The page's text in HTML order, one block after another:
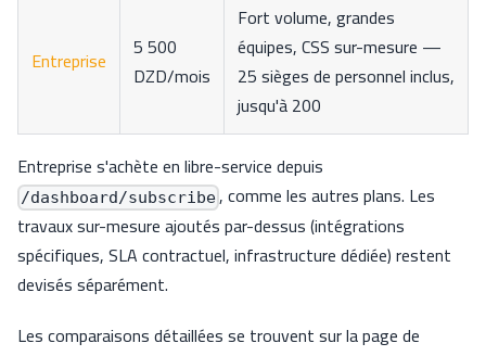
Entreprise
5 500
DZD/mois
Fort volume, grandes
équipes, CSS sur-mesure —
25 sièges de personnel inclus,
jusqu'à 200
Entreprise s'achète en libre-service depuis
/dashboard/subscribe, comme les autres plans. Les
travaux sur-mesure ajoutés par-dessus (intégrations
spécifiques, SLA contractuel, infrastructure dédiée) restent
devisés séparément.
Les comparaisons détaillées se trouvent sur la page de